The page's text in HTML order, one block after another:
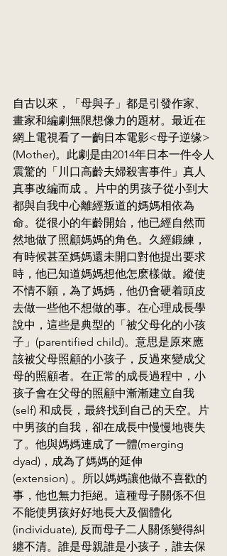
自古以來，「母與子」都是引發作家、
畫家和編劇無限想像力的題材。最近在
網上電視看了一齣日本電影<母子逆缘>
(Mother)。此劇是由2014年日本一件令人
震驚的「川口高齡夫婦殺害事件」真人
真事改編而成 。片中的男孩子從小到大
都與自我中心離經叛道的媽媽相依為
命。從很小的年齡開始，他已經自然而
然地做了照顧媽媽的角色。久經鍛練，
有時候甚至媽媽還未開口對他提出要求
時，他已知道媽媽想他怎麽樣做。縱使
不情不願，為了媽媽，他仍會硬着頭皮
去做一些他不想做的事。在心理成長學
說中，這些是典型的「被父母化的小孩
子」(parentified child)。意思是原來應
該被父母照顧的小孩子，反過來變成父
母的照顧者。在正常的成長過程中，小
孩子會在父母的照顧中漸漸建立自我
(self) 和成長，最終找到自己的天空。片
中男孩的自我，卻在成長中慢慢地喪失
了。他與媽媽連成了一體(merging
dyad)，成為了媽媽的延伸
(extension) 。所以媽媽讓他做不喜歡的
事，他也無力拒絕。這種母子關係不但
不能使男孩好好地長大及個體化
(individuate), 反而母子二人關係變得糾
纏不清。誰是母親誰是小孩子，誰去保